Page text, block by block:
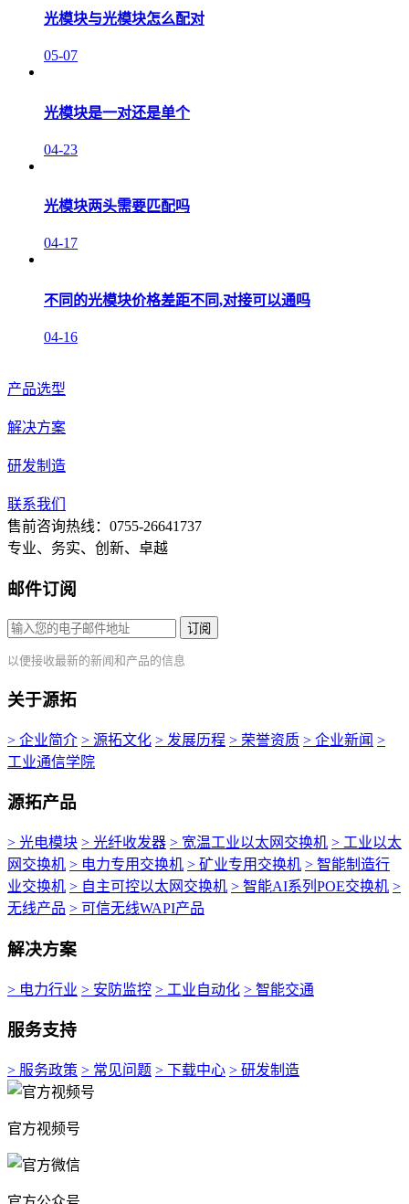
光模块与光模块怎么配对
05-07
光模块是一对还是单个
04-23
光模块两头需要匹配吗
04-17
不同的光模块价格差距不同,对接可以通吗
04-16
产品选型
解决方案
研发制造
联系我们
售前咨询热线：0755-26641737
专业、务实、创新、卓越
邮件订阅
订阅
以便接收最新的新闻和产品的信息
关于源拓
> 企业简介 > 源拓文化 > 发展历程 > 荣誉资质 > 企业新闻 >
工业通信学院
源拓产品
> 光电模块 > 光纤收发器 > 宽温工业以太网交换机 > 工业以太
网交换机 > 电力专用交换机 > 矿业专用交换机 > 智能制造行
业交换机 > 自主可控以太网交换机 > 智能AI系列POE交换机 >
无线产品 > 可信无线WAPI产品
解决方案
> 电力行业 > 安防监控 > 工业自动化 > 智能交通
服务支持
> 服务政策 > 常见问题 > 下载中心 > 研发制造
官方视频号